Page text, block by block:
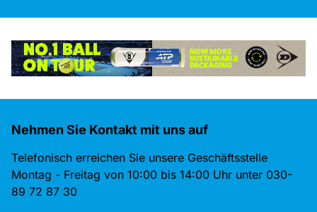
Nehmen Sie Kontakt mit uns auf
Telefonisch erreichen Sie unsere Geschäftsstelle
Montag - Freitag von 10:00 bis 14:00 Uhr unter 030-
89 72 87 30